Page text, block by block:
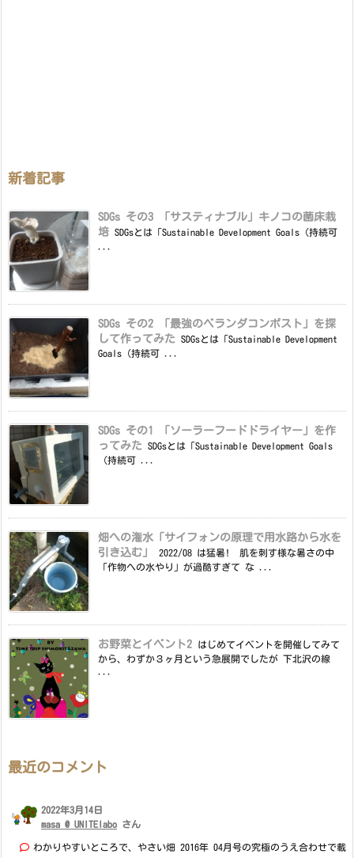
新着記事
SDGs その3 「サスティナブル」キノコの菌床栽
培 SDGsとは「Sustainable Development Goals（持続可
SDGs その2 「最強のベランダコンポスト」を探
して作ってみた
SDGsとは「Sustainable Development
Goals（持続可 ...
SDGs その1 「ソーラーフードドライヤー」を作
ってみた
SDGsとは「Sustainable Development Goals
（持続可 ...
畑への潅水「サイフォンの原理で用水路から水を
引き込む」
2022/08 は猛暑! 肌を刺す様な暑さの中
「作物への水やり」が過酷すぎて な ...
お野菜とイベント2
はじめてイベントを開催してみて
から、わずか３ヶ月という急展開でしたが 下北沢の線
最近のコメント
2022年3月14日
masa @ UNITElabo さん
わかりやすいところで、やさい畑 2016年 04月号の究極のうえ合わせで載